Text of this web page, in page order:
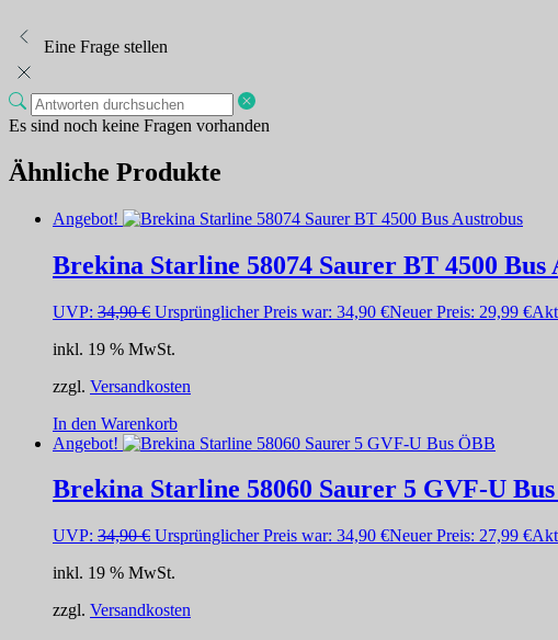
Eine Frage stellen
Es sind noch keine Fragen vorhanden
Ähnliche Produkte
Angebot!
Brekina Starline 58074 Saurer BT 4500 Bus
UVP: 34,90€ Ursprünglicher Preis war: 34,90 €Neuer Preis: 29,99 €
inkl. 19 % MwSt.
zzgl. Versandkosten
In den Warenkorb
Angebot!
Brekina Starline 58060 Saurer 5 GVF-U
UVP: 34,90€ Ursprünglicher Preis war: 34,90 €Neuer Preis: 27,99 €
inkl. 19 % MwSt.
zzgl. Versandkosten